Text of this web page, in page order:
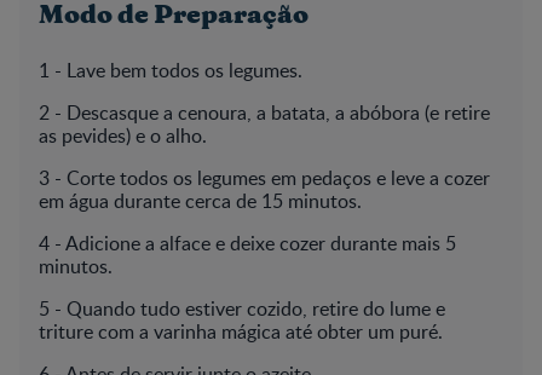
Modo de Preparação
1 -­ Lave bem todos os legumes.
2 -­ Descasque a cenoura, a batata, a abóbora (e retire
as pevides) e o alho.
3 -­ Corte todos os legumes em pedaços e leve a cozer
em água durante cerca de 15 minutos.
4 -­ Adicione a alface e deixe cozer durante mais 5
minutos.
5 -­ Quando tudo estiver cozido, retire do lume e
triture com a varinha mágica até obter um puré.